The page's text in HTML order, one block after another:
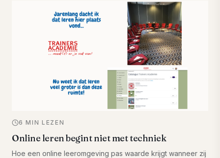
6 MIN LEZEN
Online leren begint niet met techniek
Hoe een online leeromgeving pas waarde krijgt wanneer zij